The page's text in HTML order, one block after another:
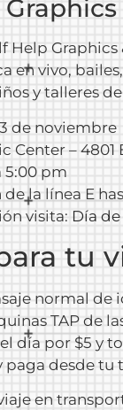
Help
en vivo,
y talleres
de noviembre
Center –
5:00 pm
la línea E
visita: Día
tu
normal de
TAP de
día por $5 y
paga desde tu
en